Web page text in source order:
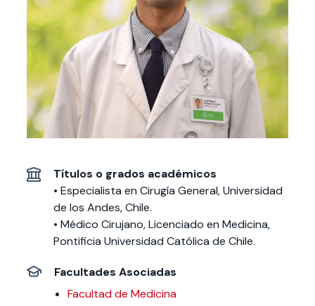
cursos
Especialidades y
estadías
Te puede
interesar:
International
students
Facultades
interesar:
2025
vinculación con la
sociedad
Extensión Cultural
Te puede interesar: Filantropía y Donaciones
intercambio
Servicios y apoyos
Te puede
interesar:
Explora el campus
Uandes
Noticias
estudiantiles
Títulos o grados académicos
• Especialista en Cirugía General, Universidad
de los Andes, Chile.
• Médico Cirujano, Licenciado en Medicina,
Pontificia Universidad Católica de Chile.
Facultades Asociadas
Facultad de Medicina